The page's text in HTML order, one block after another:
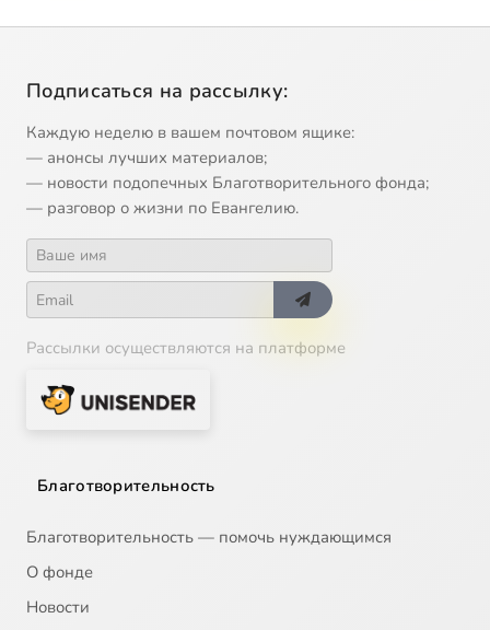
Подписаться на рассылку:
Каждую неделю в вашем почтовом ящике:
— анонсы лучших материалов;
— новости подопечных Благотворительного фонда;
— разговор о жизни по Евангелию.
Рассылки осуществляются на платформе
Благотворительность
Благотворительность — помочь нуждающимся
О фонде
Новости